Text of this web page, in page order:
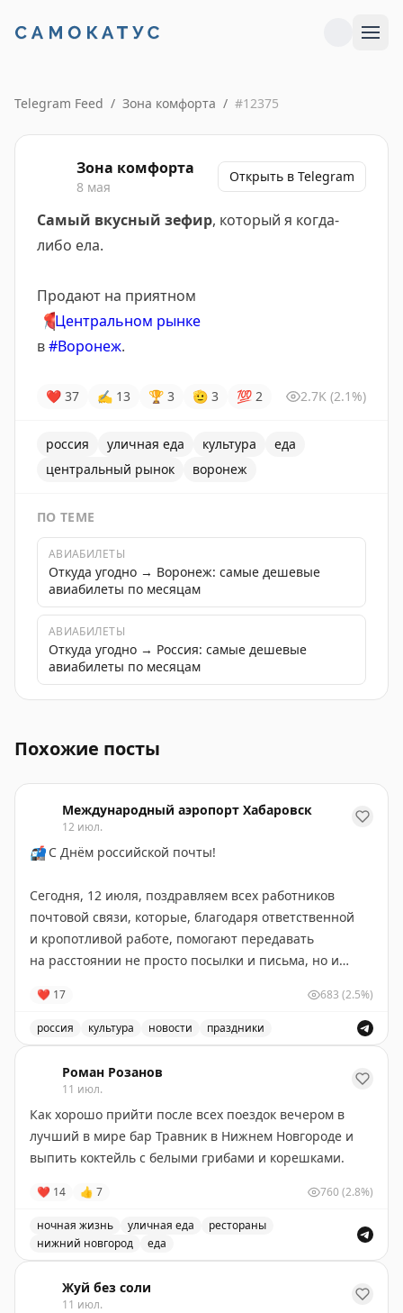
Telegram Feed / Зона комфорта / #12375
Зона комфорта
8 мая
Открыть в Telegram
Самый вкусный зефир, который я когда-
либо ела.
Продают на приятном
📍Центральном рынке
в#Воронеж.
❤ 37 ✍ 13 🏆 3 🫡 3 💯 2 2.7K (2.1%)
россия уличная еда культура
еда
центральный рынок
воронеж
ПО ТЕМЕ
АВИАБИЛЕТЫ
Откуда угодно → Воронеж: самые дешевые
авиабилеты по месяцам
АВИАБИЛЕТЫ
Откуда угодно → Россия: самые дешевые
авиабилеты по месяцам
Похожие посты
Международный аэропорт Хабаровск
12 июл.
📬С Днём российской почты!
Сегодня, 12 июля, поздравляем всех работников
почтовой связи, которые, благодаря ответственной
и кропотливой работе, помогают передавать
на расстоянии не просто посылки и письма, но и
в этих посланиях
Желаем крепкого здоровья, стабильной
бесперебойной работы
📸Андрей Лавринович
❤ 17 683 (2.5%)
россия культура новости праздники
Роман Розанов
11 июл.
Как хорошо прийти после всех поездок вечером в
лучший в мире бар Травник в Нижнем Новгороде и
выпить коктейль с белыми грибами и корешками.
❤ 14 👍 7 760(2.8%)
ночная жизнь уличная еда
рестораны
нижний новгород
еда
Жуй без соли
11 июл.